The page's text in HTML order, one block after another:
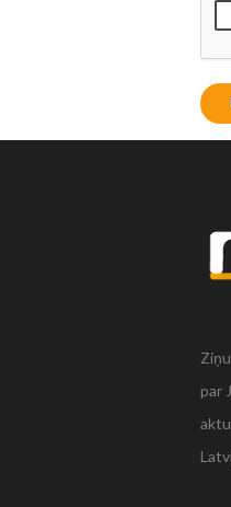
par